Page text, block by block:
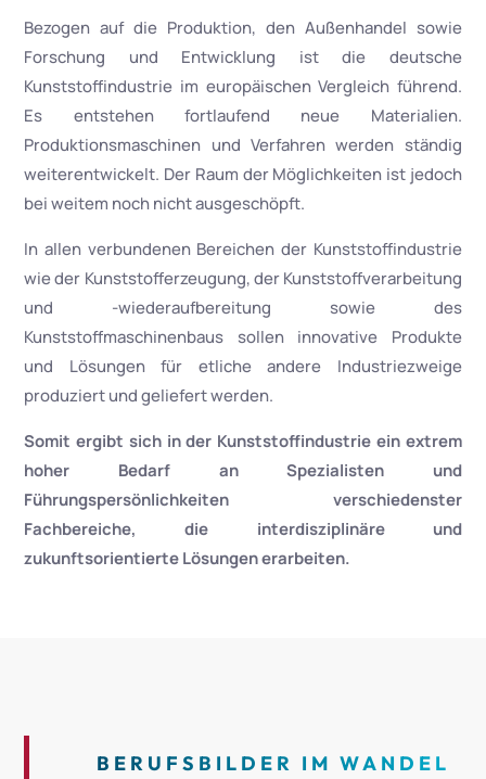
Bezogen auf die Produktion, den Außenhandel sowie
Forschung und Entwicklung ist die deutsche
Kunststoffindustrie im europäischen Vergleich führend.
Es entstehen fortlaufend neue Materialien.
Produktionsmaschinen und Verfahren werden ständig
weiterentwickelt. Der Raum der Möglichkeiten ist jedoch
bei weitem noch nicht ausgeschöpft.
In allen verbundenen Bereichen der Kunststoffindustrie
wie der Kunststofferzeugung, der Kunststoffverarbeitung
und -wiederaufbereitung sowie des
Kunststoffmaschinenbaus sollen innovative Produkte
und Lösungen für etliche andere Industriezweige
produziert und geliefert werden.
Somit ergibt sich in der Kunststoffindustrie ein extrem
hoher Bedarf an Spezialisten und
Führungspersönlichkeiten verschiedenster
Fachbereiche, die interdisziplinäre und
zukunftsorientierte Lösungen erarbeiten.
BERUFSBILDER IM WANDEL